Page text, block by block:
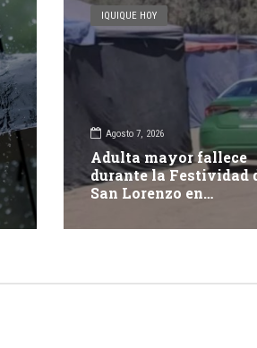
IQUIQUE HOY
Agosto 7, 2026
Adulta mayor fallece
durante la Festividad
San Lorenzo en